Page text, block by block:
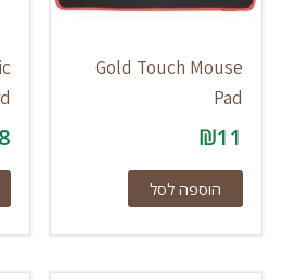
Gold Touch Mouse
Pad
₪11
הוספה לסל